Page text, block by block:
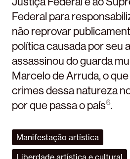
Federal para
não reprovar
política causada por seu
assassinou do guarda
Marcelo de Arruda, o
crimes dessa natureza
por que passa o país6.
Manifestação artística